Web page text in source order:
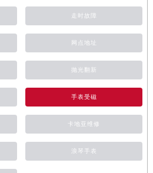
走时故障
网点地址
抛光翻新
手表受磁
卡地亚维修
浪琴手表